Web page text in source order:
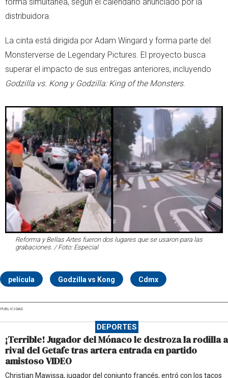
distribuidora.
La cinta está dirigida por Adam Wingard y forma parte del
Monsterverse de Legendary Pictures. El proyecto busca
superar el impacto de sus entregas anteriores, incluyendo
Godzilla vs. Kong y Godzilla: King of the Monsters.
Reforma y Bellas Artes fueron dos lugares que se usaron para las
grabaciones. / Foto: Especial
película Godzilla vs Kong Cdmx
PUBLICIDAD
DEPORTES
¡Terrible! Jugador del Mónaco le destroza la rodilla a
rival del Getafe tras artera entrada en partido
amistoso VIDEO
Christian Mawissa, jugador del conjunto francés, entró con los tacos